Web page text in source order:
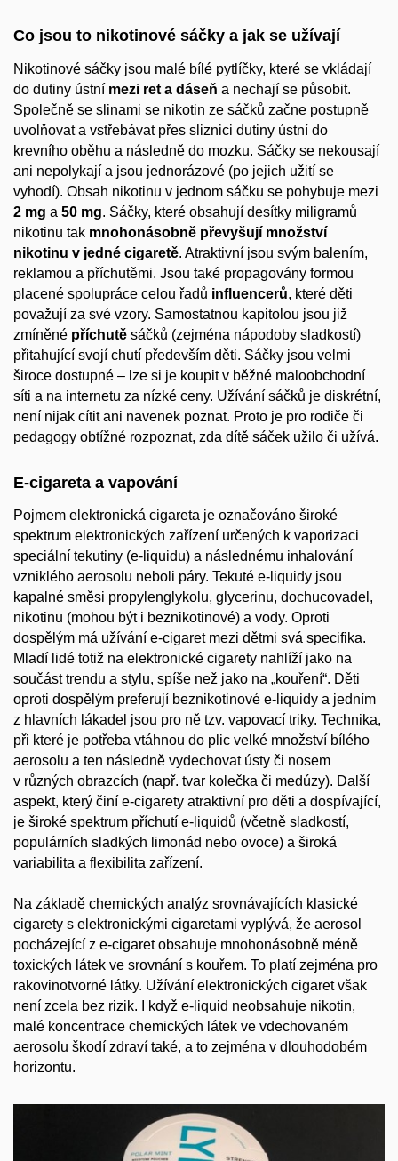
Co jsou to nikotinové sáčky a jak se užívají
Nikotinové sáčky jsou malé bílé pytlíčky, které se vkládají
do dutiny ústní mezi ret a dáseň a nechají se působit.
Společně se slinami se nikotin ze sáčků začne postupně
uvolňovat a vstřebávat přes sliznici dutiny ústní do
krevního oběhu a následně do mozku. Sáčky se nekousají
ani nepolykají a jsou jednorázové (po jejich užití se
vyhodí). Obsah nikotinu v jednom sáčku se pohybuje mezi
2 mg a 50 mg. Sáčky, které obsahují desítky miligramů
nikotinu tak mnohonásobně převyšují množství
nikotinu v jedné cigaretě. Atraktivní jsou svým balením,
reklamou a příchutěmi. Jsou také propagovány formou
placené spolupráce celou řadů influencerů, které děti
považují za své vzory. Samostatnou kapitolou jsou již
zmíněné příchutě sáčků (zejména nápodoby sladkostí)
přitahující svojí chutí především děti. Sáčky jsou velmi
široce dostupné – lze si je koupit v běžné maloobchodní
síti a na internetu za nízké ceny. Užívání sáčků je diskrétní,
není nijak cítit ani navenek poznat. Proto je pro rodiče či
pedagogy obtížné rozpoznat, zda dítě sáček užilo či užívá.
E-cigareta a vapování
Pojmem elektronická cigareta je označováno široké
spektrum elektronických zařízení určených k vaporizaci
speciální tekutiny (e-liquidu) a následnému inhalování
vzniklého aerosolu neboli páry. Tekuté e-liquidy jsou
kapalné směsi propylenglykolu, glycerinu, dochucovadel,
nikotinu (mohou být i beznikotinové) a vody. Oproti
dospělým má užívání e-cigaret mezi dětmi svá specifika.
Mladí lidé totiž na elektronické cigarety nahlíží jako na
součást trendu a stylu, spíše než jako na „kouření“. Děti
oproti dospělým preferují beznikotinové e-liquidy a jedním
z hlavních lákadel jsou pro ně tzv. vapovací triky. Technika,
při které je potřeba vtáhnou do plic velké množství bílého
aerosolu a ten následně vydechovat ústy či nosem
v různých obrazcích (např. tvar kolečka či medúzy). Další
aspekt, který činí e-cigarety atraktivní pro děti a dospívající,
je široké spektrum příchutí e-liquidů (včetně sladkostí,
populárních sladkých limonád nebo ovoce) a široká
variabilita a flexibilita zařízení.
Na základě chemických analýz srovnávajících klasické
cigarety s elektronickými cigaretami vyplývá, že aerosol
pocházející z e-cigaret obsahuje mnohonásobně méně
toxických látek ve srovnání s kouřem. To platí zejména pro
rakovinotvorné látky. Užívání elektronických cigaret však
není zcela bez rizik. I když e-liquid neobsahuje nikotin,
malé koncentrace chemických látek ve vdechovaném
aerosolu škodí zdraví také, a to zejména v dlouhodobém
horizontu.